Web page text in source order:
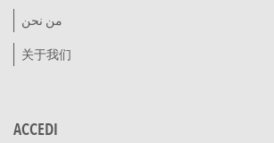
من نحن
关于我们
ACCEDI